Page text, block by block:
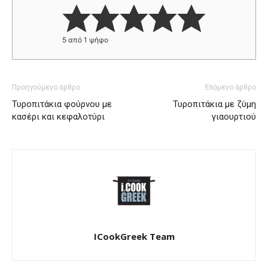
5 από 1 ψήφο
Προηγούμενο άρθρο
Τυροπιτάκια φούρνου με
κασέρι και κεφαλοτύρι
Επόμενο άρθρο
Τυροπιτάκια με ζύμη
γιαουρτιού
ICookGreek Team